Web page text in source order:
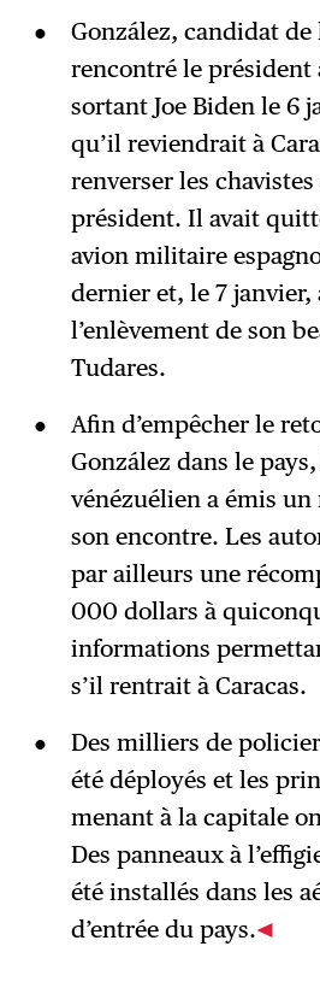
González, candidat
rencontré le président
sortant Joe Biden le 6
qu’il reviendrait à
renverser les
président. Il avait
avion militaire
dernier et, le 7 janvier,
l’enlèvement de son
Tudares.
Afin d’empêcher le
González dans le
vénézuélien a émis un
son encontre. Les
par ailleurs une
000 dollars à
informations
s’il rentrait à Caracas.
Des milliers de
été déployés et les
menant à la capitale
Des panneaux à
été installés dans les
d’entrée du pays.